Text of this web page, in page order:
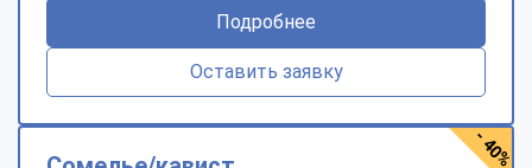
Подробнее
Оставить заявку
- 40%